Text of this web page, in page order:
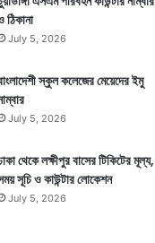
ঠিকানা
July 5, 2026
স্কুল কলেজের মেয়েদের ইমু
July 5, 2026
থেকে লক্ষীপুর বাসের টিকিটের মূল্য,
সূচি ও কাউন্টার লোকেশন
July 5, 2026